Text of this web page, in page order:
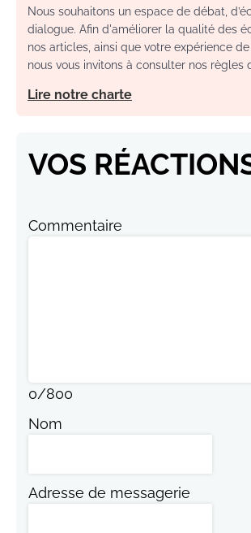
Nous souhaitons un espace de débat,
dialogue. Afin d'améliorer la qualité des
nos articles, ainsi que votre expérience
nous vous invitons à consulter nos règles
Lire notre charte
VOS
Commentaire
0/800
Nom
Adresse de messagerie